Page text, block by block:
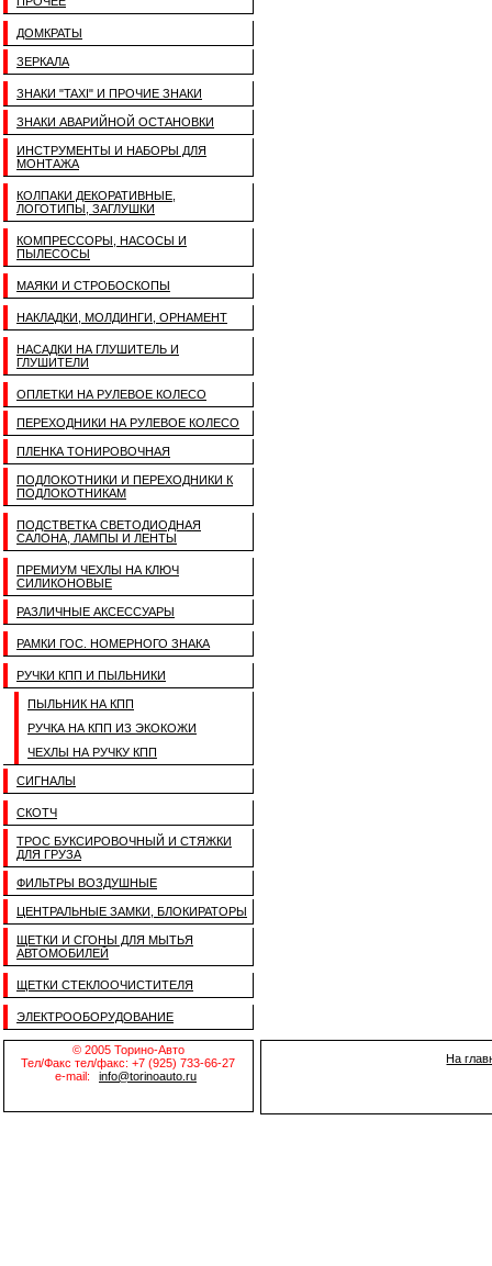
ДОМКРАТЫ
ЗЕРКАЛА
ЗНАКИ "TAXI" И ПРОЧИЕ ЗНАКИ
ЗНАКИ АВАРИЙНОЙ ОСТАНОВКИ
ИНСТРУМЕНТЫ И НАБОРЫ ДЛЯ
МОНТАЖА
КОЛПАКИ ДЕКОРАТИВНЫЕ,
ЛОГОТИПЫ, ЗАГЛУШКИ
КОМПРЕССОРЫ, НАСОСЫ И
ПЫЛЕСОСЫ
МАЯКИ И СТРОБОСКОПЫ
НАКЛАДКИ, МОЛДИНГИ, ОРНАМЕНТ
НАСАДКИ НА ГЛУШИТЕЛЬ И
ГЛУШИТЕЛИ
ОПЛЕТКИ НА РУЛЕВОЕ КОЛЕСО
ПЕРЕХОДНИКИ НА РУЛЕВОЕ КОЛЕСО
ПЛЕНКА ТОНИРОВОЧНАЯ
ПОДЛОКОТНИКИ И ПЕРЕХОДНИКИ К
ПОДЛОКОТНИКАМ
ПОДСТВЕТКА СВЕТОДИОДНАЯ
САЛОНА, ЛАМПЫ И ЛЕНТЫ
ПРЕМИУМ ЧЕХЛЫ НА КЛЮЧ
СИЛИКОНОВЫЕ
РАЗЛИЧНЫЕ АКСЕССУАРЫ
РАМКИ ГОС. НОМЕРНОГО ЗНАКА
РУЧКИ КПП И ПЫЛЬНИКИ
ПЫЛЬНИК НА КПП
РУЧКА НА КПП ИЗ ЭКОКОЖИ
ЧЕХЛЫ НА РУЧКУ КПП
СИГНАЛЫ
СКОТЧ
ТРОС БУКСИРОВОЧНЫЙ И СТЯЖКИ
ДЛЯ ГРУЗА
ФИЛЬТРЫ ВОЗДУШНЫЕ
ЦЕНТРАЛЬНЫЕ ЗАМКИ, БЛОКИРАТОРЫ
ЩЕТКИ И СГОНЫ ДЛЯ МЫТЬЯ
АВТОМОБИЛЕЙ
ЩЕТКИ СТЕКЛООЧИСТИТЕЛЯ
ЭЛЕКТРООБОРУДОВАНИЕ
© 2005 Торино-Авто
Тел/Факс тел/факс: +7 (925) 733-66-27
e-mail:
info@torinoauto.ru
На